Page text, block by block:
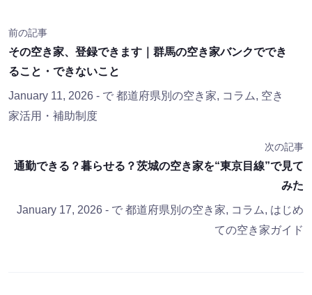
前の記事
その空き家、登録できます｜群馬の空き家バンクででき
ること・できないこと
January 11, 2026 - で 都道府県別の空き家, コラム, 空き
家活用・補助制度
次の記事
通勤できる？暮らせる？茨城の空き家を“東京目線”で見て
みた
January 17, 2026 - で 都道府県別の空き家, コラム, はじめ
ての空き家ガイド